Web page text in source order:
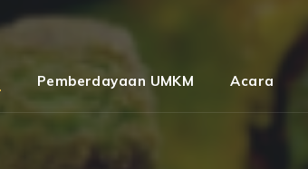
Pemberdayaan UMKM Acara